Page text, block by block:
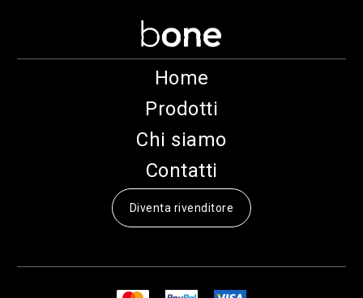
Home
Prodotti
Chi siamo
Contatti
Diventa rivenditore